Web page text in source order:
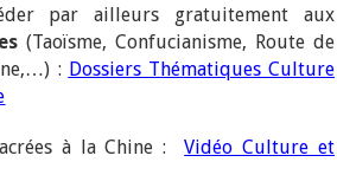
par ailleurs gratuitement aux
(Taoïsme, Confucianisme, Route de
: Dossiers Thématiques Culture
à la Chine :Vidéo Culture et